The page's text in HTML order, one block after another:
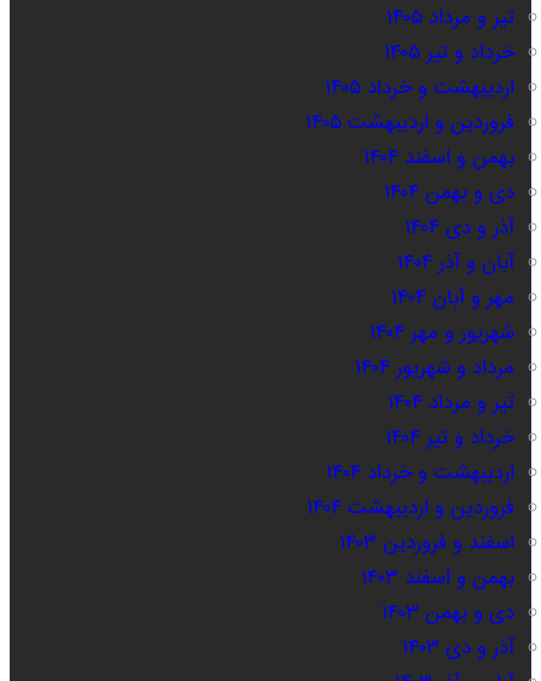
تیر و مرداد ۱۴۰۵
خرداد و تیر ۱۴۰۵
اردیبهشت و خرداد ۱۴۰۵
فروردین و اردیبهشت ۱۴۰۵
بهمن و اسفند ۱۴۰۴
دی و بهمن ۱۴۰۴
آذر و دی ۱۴۰۴
آبان و آذر ۱۴۰۴
مهر و آبان ۱۴۰۴
شهریور و مهر ۱۴۰۴
مرداد و شهریور ۱۴۰۴
تیر و مرداد ۱۴۰۴
خرداد و تیر ۱۴۰۴
اردیبهشت و خرداد ۱۴۰۴
فروردین و اردیبهشت ۱۴۰۴
اسفند و فروردین ۱۴۰۳
بهمن و اسفند ۱۴۰۳
دی و بهمن ۱۴۰۳
آذر و دی ۱۴۰۳